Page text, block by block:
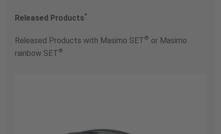
Released Products*
Released Products with Masimo SET® or Masimo
rainbow SET®